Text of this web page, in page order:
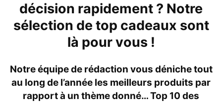
décision rapidement ? Notre
sélection de top cadeaux sont
là pour vous !
Notre équipe de rédaction vous déniche tout
au long de l’année les meilleurs produits par
rapport à un thème donné… Top 10 des